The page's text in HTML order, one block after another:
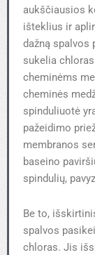
aukščiausios
išteklius ir
dažną spalvos
sukelia
cheminėms
cheminės
spinduliuotė
pažeidimo
membranos
baseino
spindulių,
Be to,
spalvos
chloras. Jis